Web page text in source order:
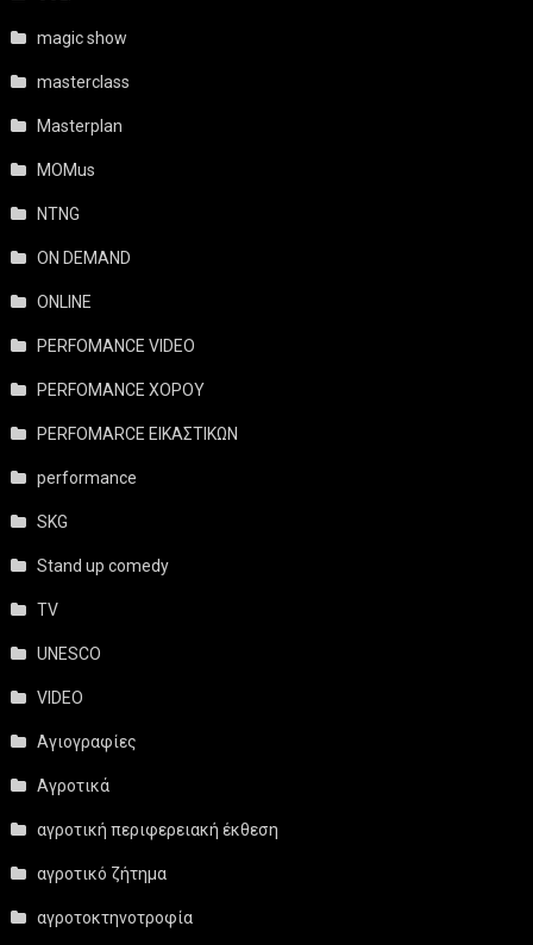
magic show
masterclass
Masterplan
MOMus
NTNG
ON DEMAND
ONLINE
PERFOMANCE VIDEO
PERFOMANCE ΧΟΡΟΥ
PERFOMARCE ΕΙΚΑΣΤΙΚΩΝ
performance
SKG
Stand up comedy
TV
UNESCO
VIDEO
Αγιογραφίες
Αγροτικά
αγροτική περιφερειακή έκθεση
αγροτικό ζήτημα
αγροτοκτηνοτροφία